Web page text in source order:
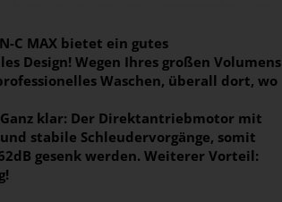
C MAX bietet ein gutes
Design! Wegen Ihres großen Volumens
Waschen, überall dort, wo
Ganz klar: Der Direktantriebmotor mit
stabile Schleudervorgänge, somit
gesenk werden. Weiterer Vorteil: